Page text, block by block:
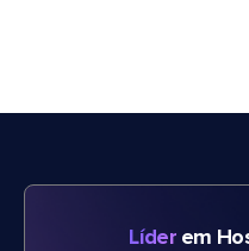
Líderem